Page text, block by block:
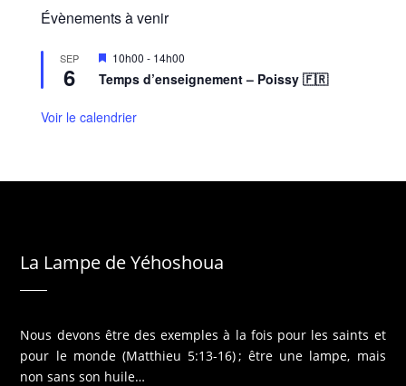
Évènements à venir
SEP
6
M
s
n
10h00 - 14h00
Temps d’enseignement – Poissy 🇫🇷
Voir le calendrier
La Lampe de Yéhoshoua
Nous devons être des exemples à la fois pour les saints et
pour le monde (Matthieu 5:13-16) ; être une lampe, mais
non sans son huile…